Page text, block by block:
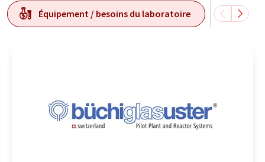
Équipement / besoins du laboratoire